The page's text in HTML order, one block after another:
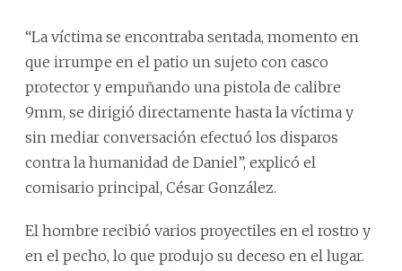
“La víctima se encontraba sentada, momento en
que irrumpe en el patio un sujeto con casco
protector y empuñando una pistola de calibre
9mm, se dirigió directamente hasta la víctima y
sin mediar conversación efectuó los disparos
contra la humanidad de Daniel”, explicó el
comisario principal, César González.
El hombre recibió varios proyectiles en el rostro y
en el pecho, lo que produjo su deceso en el lugar.